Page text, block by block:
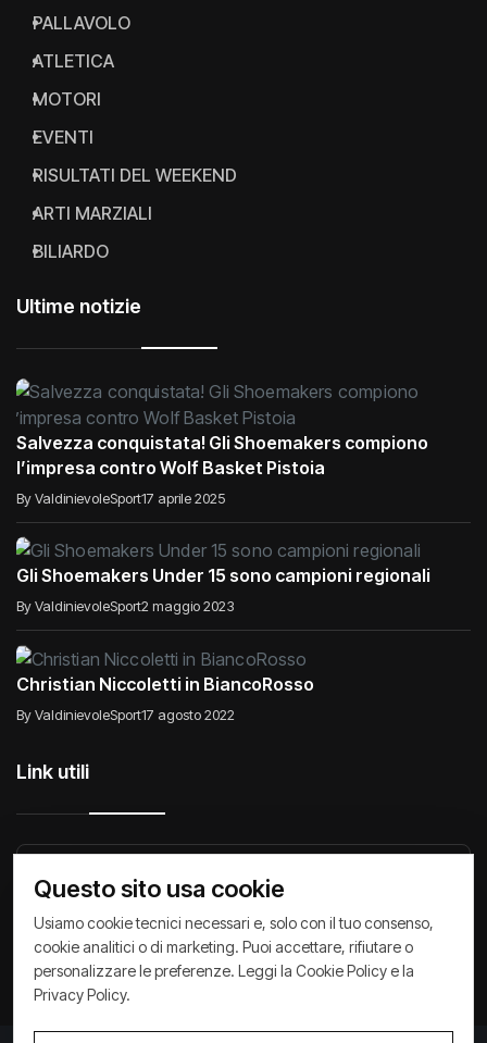
PALLAVOLO
ATLETICA
MOTORI
EVENTI
RISULTATI DEL WEEKEND
ARTI MARZIALI
BILIARDO
Ultime notizie
Salvezza conquistata! Gli Shoemakers compiono
l’impresa contro Wolf Basket Pistoia
By ValdinievoleSport17 aprile 2025
Gli Shoemakers Under 15 sono campioni regionali
By ValdinievoleSport2 maggio 2023
Christian Niccoletti in BiancoRosso
By ValdinievoleSport17 agosto 2022
Link utili
Raccontiamo di Noi Comunicati
Privacy Policy Cookie Policy Archivio News
Questo sito usa cookie
Usiamo cookie tecnici necessari e, solo con il tuo consenso,
cookie analitici o di marketing. Puoi accettare, rifiutare o
personalizzare le preferenze. Leggi la Cookie Policy e la
Privacy Policy.